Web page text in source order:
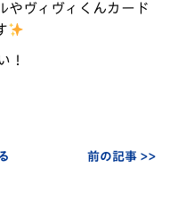
やヴィヴィくんカード
！
前の記事 >>